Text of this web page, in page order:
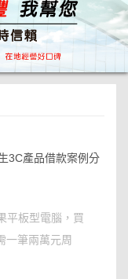
3C產品借款案例分
平板型電腦，買
一筆兩萬元周